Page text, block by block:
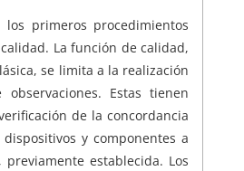
los primeros procedimientos
La función de calidad,
se limita a la realización
Estas tienen
de la concordancia
y componentes a
previamente establecida. Los